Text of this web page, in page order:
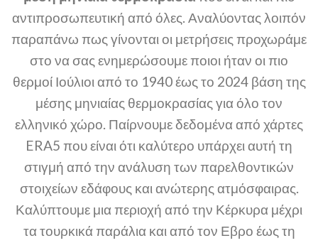
αντιπροσωπευτική από όλες. Αναλύοντας λοιπόν
παραπάνω πως γίνονται οι μετρήσεις προχωράμε
στο να σας ενημερώσουμε ποιοι ήταν οι πιο
θερμοί Ιούλιοι από το 1940 έως το 2024 βάση της
μέσης μηνιαίας θερμοκρασίας για όλο τον
ελληνικό χώρο. Παίρνουμε δεδομένα από χάρτες
ERA5 που είναι ότι καλύτερο υπάρχει αυτή τη
στιγμή από την ανάλυση των παρελθοντικών
στοιχείων εδάφους και ανώτερης ατμόσφαιρας.
Καλύπτουμε μια περιοχή από την Κέρκυρα μέχρι
τα τουρκικά παράλια και από τον Εβρο έως τη